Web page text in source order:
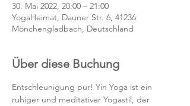
30. Mai 2022, 20:00 – 21:00
YogaHeimat, Dauner Str. 6, 41236
Mönchengladbach, Deutschland
Über diese Buchung
Entschleunigung pur! Yin Yoga ist ein
ruhiger und meditativer Yogastil, der